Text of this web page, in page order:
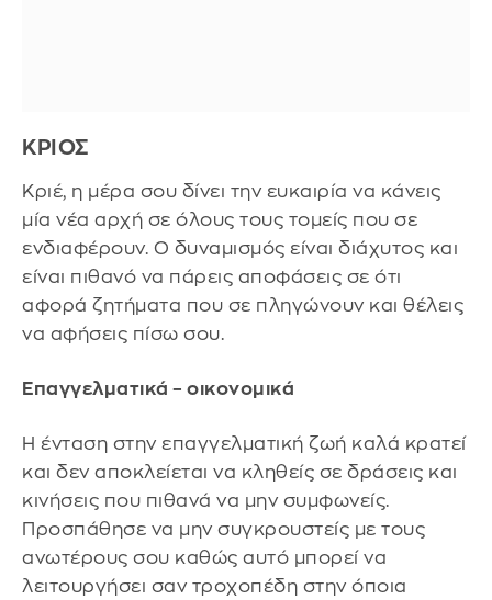
ΚΡΙΟΣ
Κριέ, η μέρα σου δίνει την ευκαιρία να κάνεις
μία νέα αρχή σε όλους τους τομείς που σε
ενδιαφέρουν. Ο δυναμισμός είναι διάχυτος και
είναι πιθανό να πάρεις αποφάσεις σε ότι
αφορά ζητήματα που σε πληγώνουν και θέλεις
να αφήσεις πίσω σου.
Επαγγελματικά – οικονομικά
Η ένταση στην επαγγελματική ζωή καλά κρατεί
και δεν αποκλείεται να κληθείς σε δράσεις και
κινήσεις που πιθανά να μην συμφωνείς.
Προσπάθησε να μην συγκρουστείς με τους
ανωτέρους σου καθώς αυτό μπορεί να
λειτουργήσει σαν τροχοπέδη στην όποια